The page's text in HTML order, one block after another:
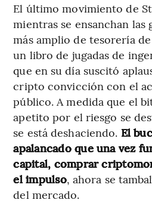
El último movimiento de
mientras se ensanchan
más amplio de tesorería
un libro de jugadas de
que en su día suscitó
cripto convicción con el
público. A medida que el
apetito por el riesgo se
se está deshaciendo. El
apalancado que una vez
capital, comprar
el impulso, ahora se
del mercado.